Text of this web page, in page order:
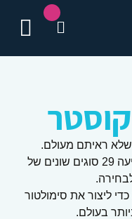
שלא ראיתם מעולם.
VR רכבת הרים מדהימה של המציעה 29 סוגים שונים של
ליצור את סימולטור
בעולם.